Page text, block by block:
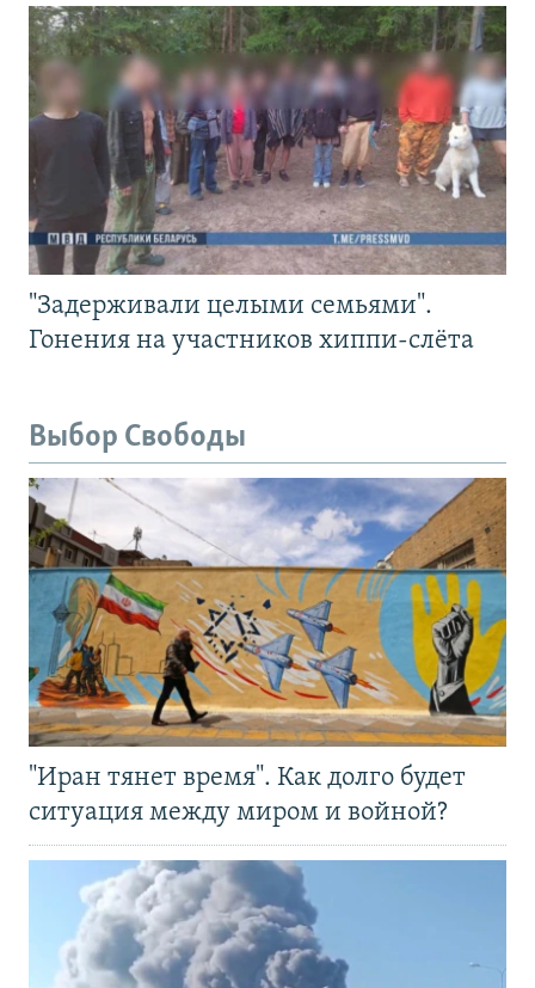
"Задерживали целыми семьями".
Гонения на участников хиппи-слёта
Выбор Свободы
"Иран тянет время". Как долго будет
ситуация между миром и войной?